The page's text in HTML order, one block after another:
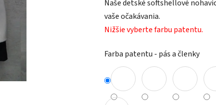
Naše detské softshellové
vaše očakávania.
Nižšie vyberte farbu patentu.
Farba patentu - pás a členky